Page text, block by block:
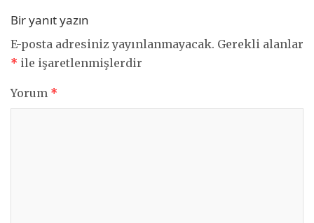
Bir yanıt yazın
E-posta adresiniz yayınlanmayacak. Gerekli alanlar
* ile işaretlenmişlerdir
Yorum *